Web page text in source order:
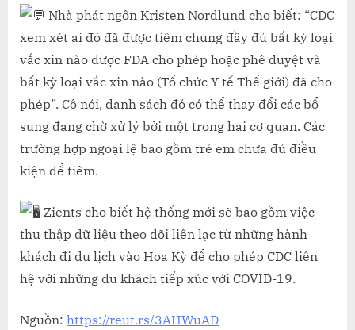
Nhà phát ngôn Kristen Nordlund cho biết: “CDC
xem xét ai đó đã được tiêm chủng đầy đủ bất kỳ loại
vắc xin nào được FDA cho phép hoặc phê duyệt và
bất kỳ loại vắc xin nào (Tổ chức Y tế Thế giới) đã cho
phép”. Cô nói, danh sách đó có thể thay đổi các bổ
sung đang chờ xử lý bởi một trong hai cơ quan. Các
trường hợp ngoại lệ bao gồm trẻ em chưa đủ điều
kiện để tiêm.
Zients cho biết hệ thống mới sẽ bao gồm việc
thu thập dữ liệu theo dõi liên lạc từ những hành
khách đi du lịch vào Hoa Kỳ để cho phép CDC liên
hệ với những du khách tiếp xúc với COVID-19.
Nguồn: https://reut.rs/3AHWuAD